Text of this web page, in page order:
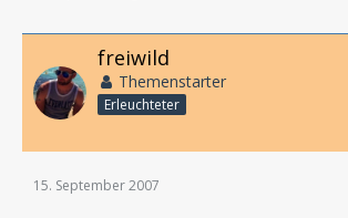
freiwild
Themenstarter
Erleuchteter
15. September 2007